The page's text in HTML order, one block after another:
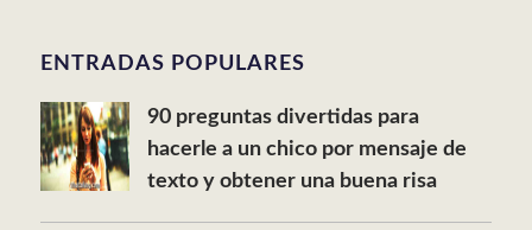
ENTRADAS POPULARES
90 preguntas divertidas para
hacerle a un chico por mensaje de
texto y obtener una buena risa